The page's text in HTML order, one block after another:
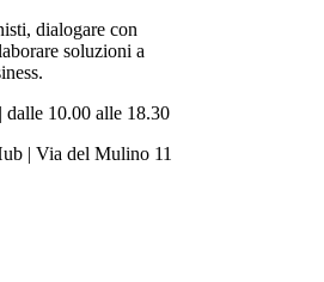
dialogare con
soluzioni a
dalle 10.00 alle 18.30
| Via del Mulino 11